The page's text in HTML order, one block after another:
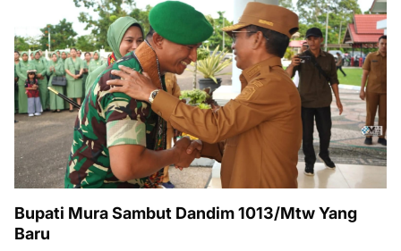
Bupati Mura Sambut Dandim 1013/Mtw Yang
Baru